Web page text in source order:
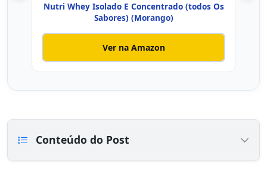
Nutri Whey Isolado E Concentrado (todos Os
Sabores) (Morango)
Ver na Amazon
Conteúdo do Post